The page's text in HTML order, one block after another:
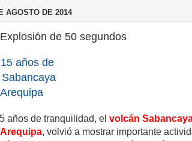
AGOSTO DE 2014
de 50 segundos
años de
años de tranquilidad, el volcán
, volvió a mostrar importante